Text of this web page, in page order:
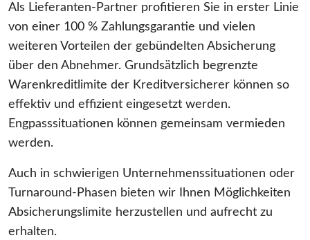
Als Lieferanten-Partner proﬁtieren Sie in erster Linie
von einer 100 % Zahlungsgarantie und vielen
weiteren Vorteilen der gebündelten Absicherung
über den Abnehmer. Grundsätzlich begrenzte
Warenkreditlimite der Kreditversicherer können so
effektiv und efﬁzient eingesetzt werden.
Engpasssituationen können gemeinsam vermieden
werden.
Auch in schwierigen Unternehmenssituationen oder
Turnaround-Phasen bieten wir Ihnen Möglichkeiten
Absicherungslimite herzustellen und aufrecht zu
erhalten.